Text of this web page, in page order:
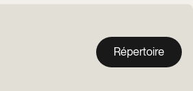
Répertoire